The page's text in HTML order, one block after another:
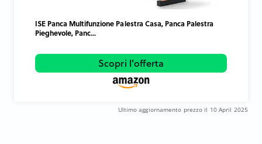
ISE Panca Multifunzione Palestra Casa, Panca Palestra
Pieghevole, Panc...
Scopri l'offerta
Ultimo aggiornamento prezzo il 10 April 2025